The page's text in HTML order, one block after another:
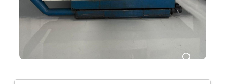
🔍